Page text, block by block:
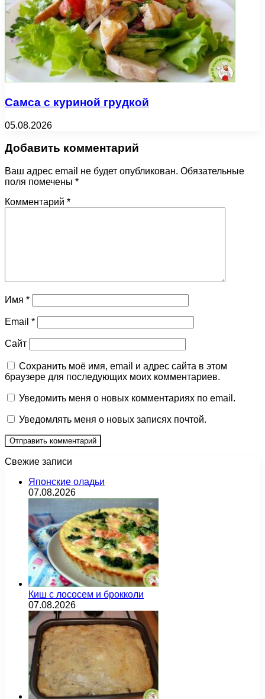
Самса с куриной грудкой
05.08.2026
Добавить комментарий
Ваш адрес email не будет опубликован. Обязательные
поля помечены *
Комментарий *
Имя *
Email *
Сайт
Сохранить моё имя, email и адрес сайта в этом
браузере для последующих моих комментариев.
Уведомить меня о новых комментариях по email.
Уведомлять меня о новых записях почтой.
Свежие записи
Японские оладьи
07.08.2026
Киш с лососем и брокколи
07.08.2026